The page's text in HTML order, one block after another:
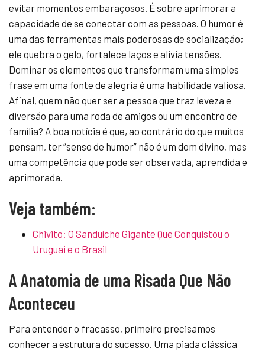
evitar momentos embaraçosos. É sobre aprimorar a
capacidade de se conectar com as pessoas. O humor é
uma das ferramentas mais poderosas de socialização;
ele quebra o gelo, fortalece laços e alivia tensões.
Dominar os elementos que transformam uma simples
frase em uma fonte de alegria é uma habilidade valiosa.
Afinal, quem não quer ser a pessoa que traz leveza e
diversão para uma roda de amigos ou um encontro de
família? A boa notícia é que, ao contrário do que muitos
pensam, ter “senso de humor” não é um dom divino, mas
uma competência que pode ser observada, aprendida e
aprimorada.
Veja também:
Chivito: O Sanduíche Gigante Que Conquistou o
Uruguai e o Brasil
A Anatomia de uma Risada Que Não
Aconteceu
Para entender o fracasso, primeiro precisamos
conhecer a estrutura do sucesso. Uma piada clássica